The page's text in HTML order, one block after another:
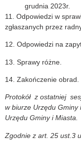
grudnia 2023r.
11. Odpowiedzi w
zgłaszanych przez
12. Odpowiedzi na
13. Sprawy różne.
14. Zakończenie obrad.
Protokół z ostatniej
w biurze Urzędu
Urzędu Gminy i Miasta.
Zgodnie z art. 25 ust.3